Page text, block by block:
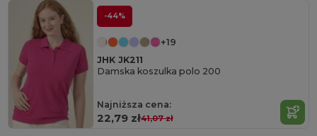
-44%
+19
JHK JK211
Damska koszulka polo 200
Najniższa cena:
22,79 zł41,07 zł